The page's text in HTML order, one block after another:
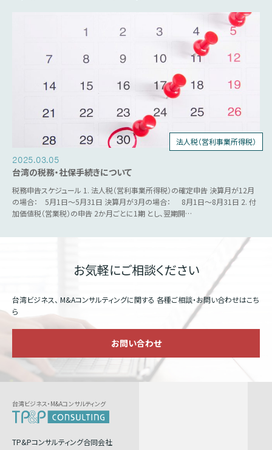
人事労務
源泉税
営業税
個人所得税
法人税（営利事業所得税）
2025.03.05
台湾の税務・社保手続きについて
税務申告スケジュール 1. 法人税（営利事業所得税）の確定申告 決算月が12月
の場合： 5月1日～5月31日 決算月が3月の場合： 8月1日～8月31日 2. 付
加価値税（営業税）の申告 2か月ごとに1期 とし、翌期開…
お気軽にご相談ください
台湾ビジネス、 M&Aコンサルティングに関する 各種ご相談・お問い合わせはこち
ら
お問い合わせ
台湾ビジネス・M&Aコンサルティング
TP&Pコンサルティング合同会社